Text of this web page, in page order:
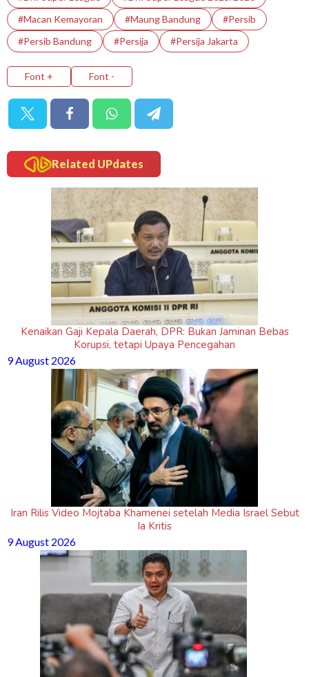
#Macan Kemayoran
#Maung Bandung
#Persib
#Persib Bandung
#Persija #Persija Jakarta
Font + Font -
Related UPdates
Kenaikan Gaji Kepala Daerah, DPR: Bukan Jaminan Bebas
Korupsi, tetapi Upaya Pencegahan
9 August 2026
Iran Rilis Video Mojtaba Khamenei setelah Media Israel Sebut
Ia Kritis
9 August 2026